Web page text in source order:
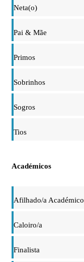
Neta(o)
Pai & Mãe
Primos
Sobrinhos
Sogros
Tios
Académicos
Afilhado/a Académico
Caloiro/a
Finalista